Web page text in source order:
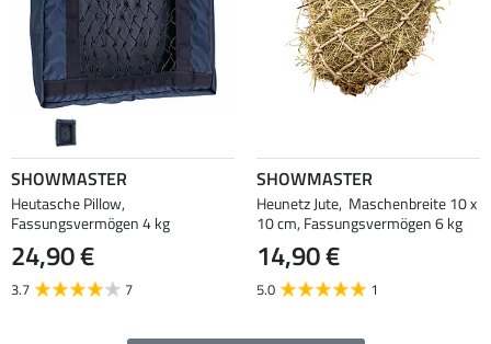
SHOWMASTER
Heutasche Pillow,
Fassungsvermögen 4 kg
24,90 €
3.7 7
SHOWMASTER
Heunetz Jute, Maschenbreite 10 x
10 cm, Fassungsvermögen 6 kg
14,90 €
5.0 1